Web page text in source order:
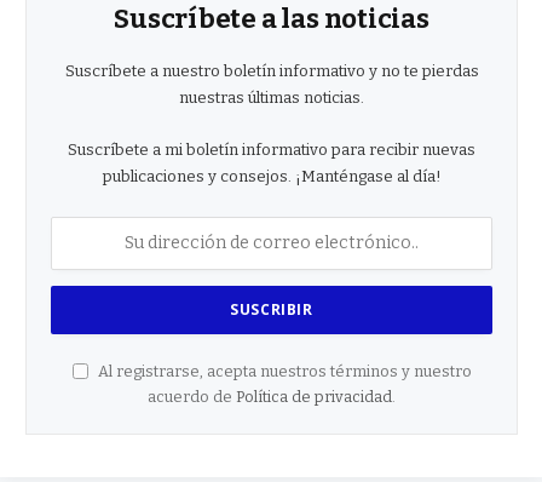
Suscríbete a las noticias
Suscríbete a nuestro boletín informativo y no te pierdas
nuestras últimas noticias.
Suscríbete a mi boletín informativo para recibir nuevas
publicaciones y consejos. ¡Manténgase al día!
Al registrarse, acepta nuestros términos y nuestro
acuerdo de Política de privacidad